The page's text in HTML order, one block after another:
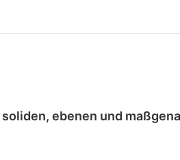
soliden, ebenen und